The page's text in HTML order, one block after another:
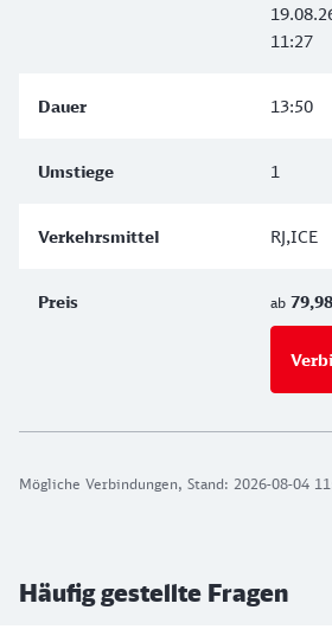
Mögliche Verbindungen, Stand: 2026-08-04
11:27
13:50
1
RJ,ICE
ab
Häufig gestellte Fragen